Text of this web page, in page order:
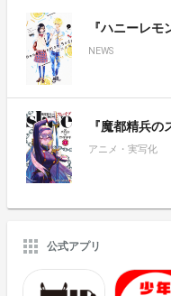
『ハニーレ
NEWS
『魔都精兵
アニメ・実写化
公式アプリ